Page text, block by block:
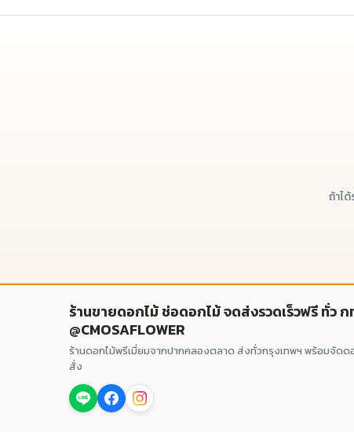
ถ้าไ
ร้านขายดอกไม้ ช่อดอกไม้ จดส่งรวดเร็วฟรี ทั่ว ก
@CMOSAFLOWER
ร้านดอกไม้พรีเมี่ยมจากปากคลองตลาด ส่งทั่วกรุงเทพฯ พร้อมจัดด
สั่ง